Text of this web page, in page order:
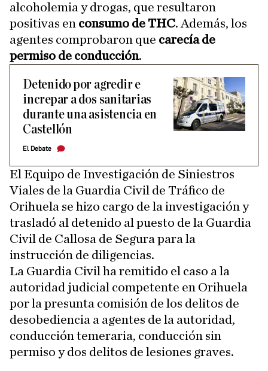
alcoholemia y drogas, que resultaron
positivas en consumo de THC. Además, los
agentes comprobaron que carecía de
permiso de conducción.
Detenido por agredir e
increpar a dos sanitarias
durante una asistencia en
Castellón
El Debate
El Equipo de Investigación de Siniestros
Viales de la Guardia Civil de Tráfico de
Orihuela se hizo cargo de la investigación y
trasladó al detenido al puesto de la Guardia
Civil de Callosa de Segura para la
instrucción de diligencias.
La Guardia Civil ha remitido el caso a la
autoridad judicial competente en Orihuela
por la presunta comisión de los delitos de
desobediencia a agentes de la autoridad,
conducción temeraria, conducción sin
permiso y dos delitos de lesiones graves.